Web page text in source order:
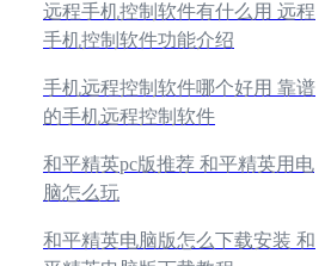
远程手机控制软件有什么用 远程
手机控制软件功能介绍
手机远程控制软件哪个好用 靠谱
的手机远程控制软件
和平精英pc版推荐 和平精英用电
脑怎么玩
和平精英电脑版怎么下载安装 和